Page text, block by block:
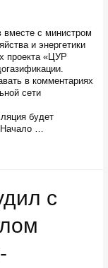
вместе с министром
и энергетики
проекта «ЦУР
в комментариях
сети
будет
Начало …
с